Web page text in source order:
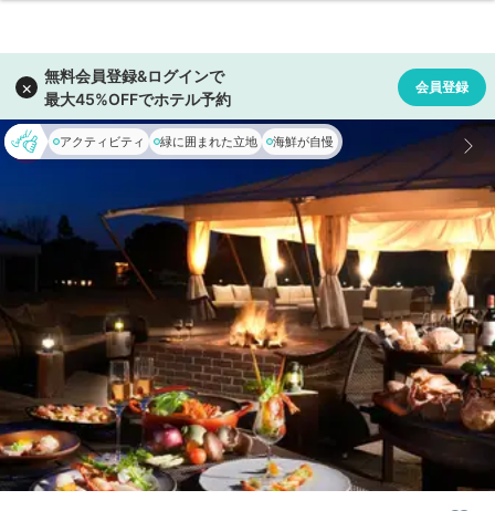
アクティビティ 緑に囲まれた立地 海鮮が自慢